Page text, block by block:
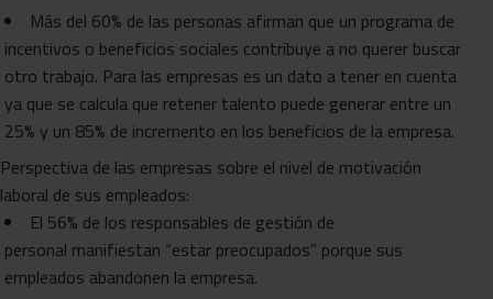
Más del 60% de las personas afirman que un programa de
incentivos o beneficios sociales contribuye a no querer buscar
otro trabajo. Para las empresas es un dato a tener en cuenta
ya que se calcula que retener talento puede generar entre un
25% y un 85% de incremento en los beneficios de la empresa.
Perspectiva de las empresas sobre el nivel de motivación
laboral de sus empleados:
El 56% de los responsables de gestión de
personal manifiestan “estar preocupados” porque sus
empleados abandonen la empresa.